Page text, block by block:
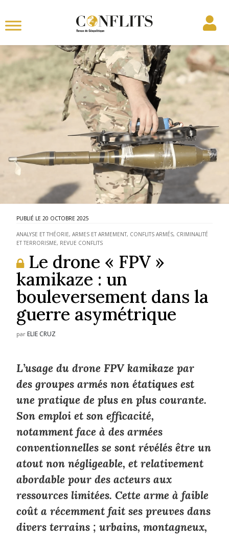
20 OCTOBRE 2025
ANALYSE ET THÉORIE,ARMES ET ARMEMENT, CONFLITS ARMÉS, CRIMINALITÉ
ET TERRORISME, REVUE CONFLITS
Le drone « FPV »
kamikaze : un
bouleversement dans la
guerre asymétrique
par ELIE CRUZ
L’usage du drone FPV kamikaze par
des groupes armés non étatiques est
une pratique de plus en plus courante.
Son emploi et son efficacité,
notamment face à des armées
conventionnelles se sont révélés être un
atout non négligeable, et relativement
abordable pour des acteurs aux
ressources limitées. Cette arme à faible
coût a récemment fait ses preuves dans
divers terrains ; urbains, montagneux,